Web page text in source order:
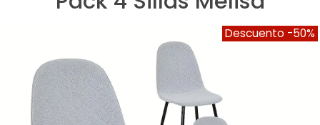
Descuento -50%